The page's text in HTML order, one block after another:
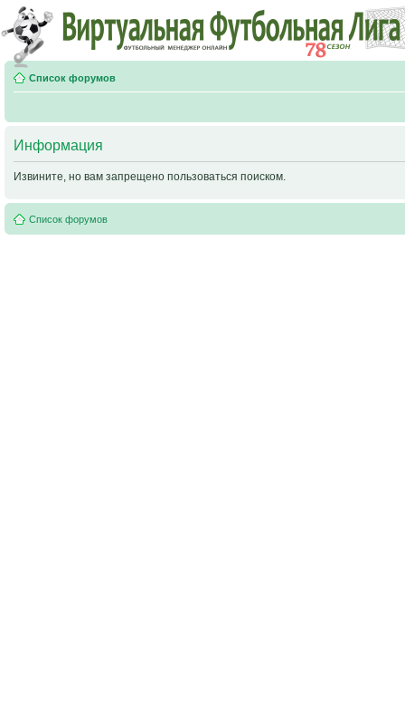
Список форумов
Информация
Извините, но вам запрещено пользоваться поиском.
Список форумов